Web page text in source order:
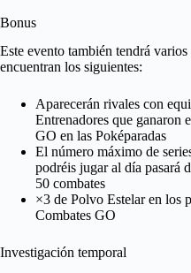
Bonus
Este evento también tendrá
encuentran los siguientes:
Aparecerán rivales con
Entrenadores que ganaron
GO en las Poképaradas
El número máximo de
podréis jugar al día pasará
50 combates
×3 de Polvo Estelar en los
Combates GO
Investigación temporal